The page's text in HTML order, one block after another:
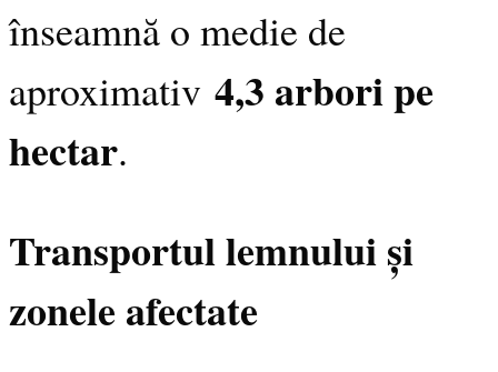
înseamnă o medie de
aproximativ 4,3 arbori pe
hectar.
Transportul lemnului și
zonele afectate